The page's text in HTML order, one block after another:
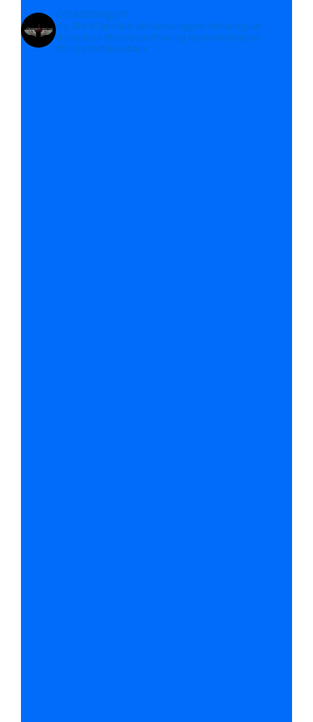
crossboxgym
No DM #fightclub #kickboxinggym #boxingclub
#crossbox #functionaltraining #personaltrainer
#followforfollowback